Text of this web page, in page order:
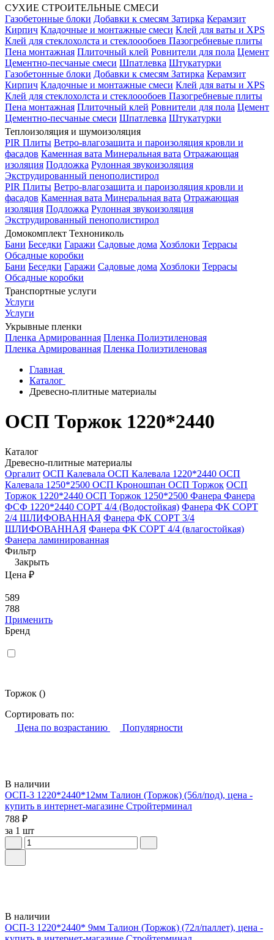
СУХИЕ СТРОИТЕЛЬНЫЕ СМЕСИ
Газобетонные блоки Добавки к смесям Затирка Керамзит
Кирпич Кладочные и монтажные смеси Клей для ваты и XPS
Клей для стеклохолста и стеклоообоев Пазогребневые плиты
Пена монтажная Плиточный клей Ровнители для пола Цемент
Цементно-песчаные смеси Шпатлевка Штукатурки
Газобетонные блоки Добавки к смесям Затирка Керамзит
Кирпич Кладочные и монтажные смеси Клей для ваты и XPS
Клей для стеклохолста и стеклоообоев Пазогребневые плиты
Пена монтажная Плиточный клей Ровнители для пола Цемент
Цементно-песчаные смеси Шпатлевка Штукатурки
Теплоизоляция и шумоизоляция
PIR Плиты Ветро-влагозащита и пароизоляция кровли и
фасадов Каменная вата Минеральная вата Отражающая
изоляция Подложка Рулонная звукоизоляция
Экструдированный пенополистирол
PIR Плиты Ветро-влагозащита и пароизоляция кровли и
фасадов Каменная вата Минеральная вата Отражающая
изоляция Подложка Рулонная звукоизоляция
Экструдированный пенополистирол
Домокомплект Технониколь
Бани Беседки Гаражи Садовые дома Хозблоки Террасы
Обсадные коробки
Бани Беседки Гаражи Садовые дома Хозблоки Террасы
Обсадные коробки
Транспортные услуги
Услуги
Услуги
Укрывные пленки
Пленка Армированная Пленка Полиэтиленовая
Пленка Армированная Пленка Полиэтиленовая
Главная
Каталог
Древесно-плитные материалы
ОСП Торжок 1220*2440
Каталог
Древесно-плитные материалы
Оргалит ОСП Калевала ОСП Калевала 1220*2440 ОСП
Калевала 1250*2500 ОСП Кроношпан ОСП Торжок ОСП
Торжок 1220*2440 ОСП Торжок 1250*2500 Фанера Фанера
ФСФ 1220*2440 СОРТ 4/4 (Водостойкая) Фанера ФК СОРТ
2/4 ШЛИФОВАННАЯ Фанера ФК СОРТ 3/4
ШЛИФОВАННАЯ Фанера ФК СОРТ 4/4 (влагостойкая)
Фанера ламинированная
Фильтр
Закрыть
Цена ₽
589
788
Применить
Бренд
Торжок ()
Сортировать по:
Цена по возрастанию
Популярности
В наличии
ОСП-3 1220*2440*12мм Талион (Торжок) (56л/под), цена -
купить в интернет-магазине Стройтерминал
788 ₽
за 1 шт
В наличии
ОСП-3 1220*2440* 9мм Талион (Торжок) (72л/паллет), цена -